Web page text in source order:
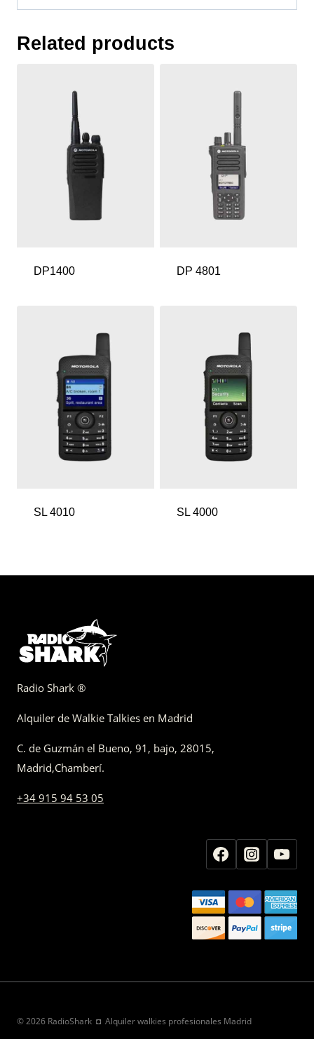
Related products
DP1400 DP 4801
SL 4010 SL 4000
Radio Shark ®
Alquiler de Walkie Talkies en Madrid
C. de Guzmán el Bueno, 91, bajo, 28015,
Madrid,Chamberí.
+34 915 94 53 05
© 2026 RadioShark ◘ Alquiler walkies profesionales Madrid